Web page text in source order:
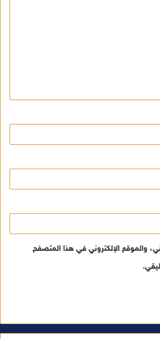
والموقع الإلكتروني في هذا المتصفح